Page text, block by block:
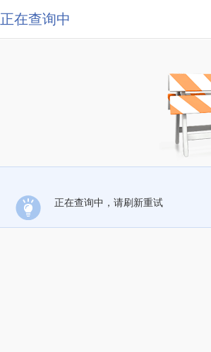
正在查询中
正在查询中，请刷新重试